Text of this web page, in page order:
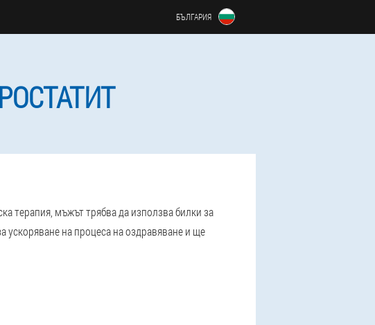
БЪЛГАРИЯ
терапия, мъжът трябва да използва билки за
ускоряване на процеса на оздравяване и ще